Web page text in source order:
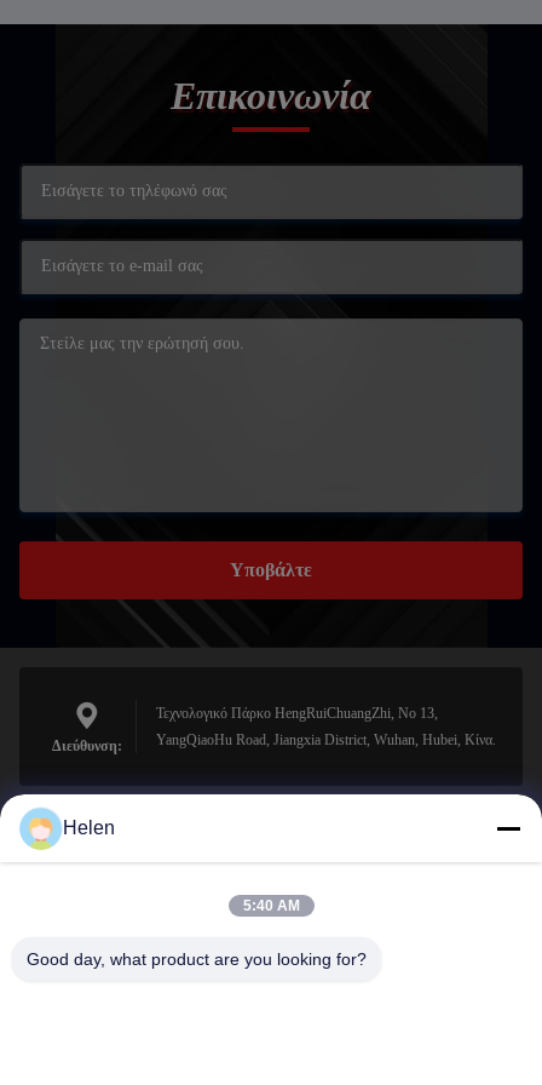
Επικοινωνία
Υποβάλτε
Διεύθυνση:
Τεχνολογικό Πάρκο HengRuiChuangZhi, No 13,
YangQiaoHu Road, Jiangxia District, Wuhan, Hubei, Κίνα.
sales@perfectlaser.net
Helen
5:40 AM
Good day, what product are you looking for?